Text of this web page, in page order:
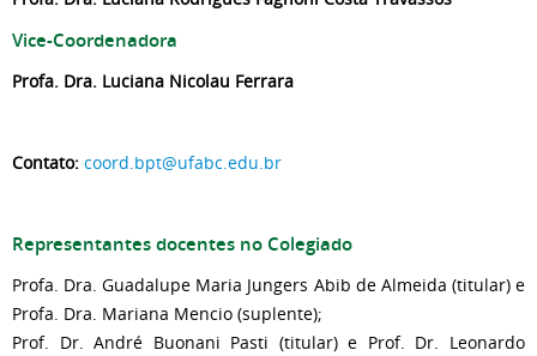
Vice-Coordenadora
Profa. Dra. Luciana Nicolau Ferrara
Contato: coord.bpt@ufabc.edu.br
Representantes docentes no Colegiado
Profa. Dra. Guadalupe Maria Jungers Abib de Almeida (titular) e
Profa. Dra. Mariana Mencio (suplente);
Prof. Dr. André Buonani Pasti (titular) e Prof. Dr. Leonardo